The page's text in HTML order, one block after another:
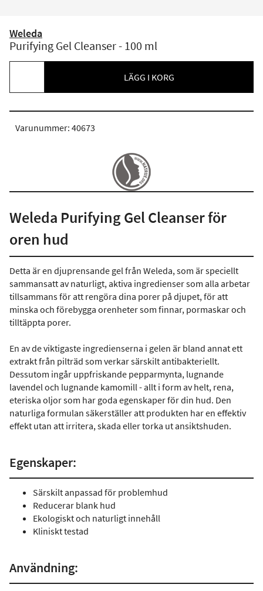
Weleda
Purifying Gel Cleanser - 100 ml
LÄGG I KORG
Varunummer: 40673
Weleda Purifying Gel Cleanser för
oren hud
Detta är en djuprensande gel från Weleda, som är speciellt
sammansatt av naturligt, aktiva ingredienser som alla arbetar
tillsammans för att rengöra dina porer på djupet, för att
minska och förebygga orenheter som finnar, pormaskar och
tilltäppta porer.
En av de viktigaste ingredienserna i gelen är bland annat ett
extrakt från pilträd som verkar särskilt antibakteriellt.
Dessutom ingår uppfriskande pepparmynta, lugnande
lavendel och lugnande kamomill - allt i form av helt, rena,
eteriska oljor som har goda egenskaper för din hud. Den
naturliga formulan säkerställer att produkten har en effektiv
effekt utan att irritera, skada eller torka ut ansiktshuden.
Egenskaper:
Särskilt anpassad för problemhud
Reducerar blank hud
Ekologiskt och naturligt innehåll
Kliniskt testad
Användning: